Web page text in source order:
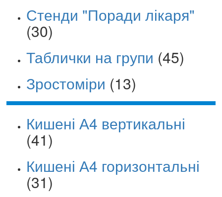
Стенди "Поради лікаря"
(30)
Таблички на групи (45)
Зростоміри (13)
Кишені А4 вертикальні
(41)
Кишені А4 горизонтальні
(31)